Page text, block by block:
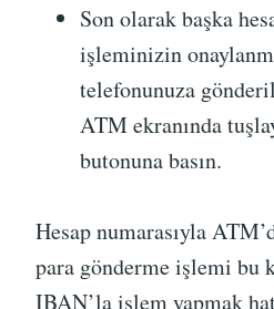
Son olarak başka
işleminizin
telefonunuza
ATM ekranında
butonuna basın.
Hesap numarasıyla
para gönderme işlemi bu
IBAN’la işlem yapmak